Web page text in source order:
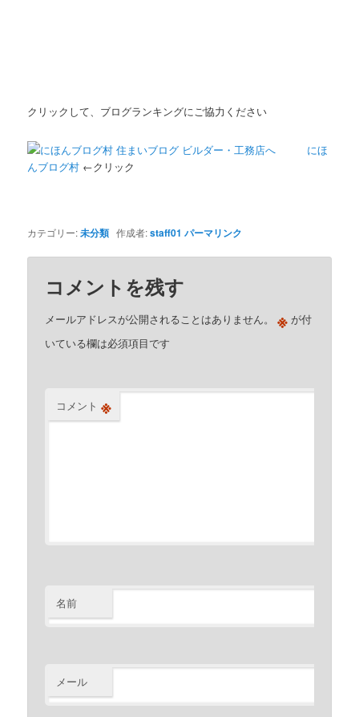
クリックして、ブログランキングにご協力ください
にほ
んブログ村 ←クリック
カテゴリー:未分類 作成者:staff01 パーマリンク
コメントを残す
メールアドレスが公開されることはありません。 ※ が付
いている欄は必須項目です
コメント ※
名前
メール